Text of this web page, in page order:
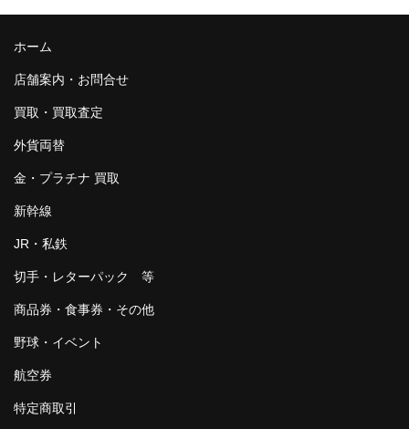
ホーム
店舗案内・お問合せ
買取・買取査定
外貨両替
金・プラチナ 買取
新幹線
JR・私鉄
切手・レターパック 等
商品券・食事券・その他
野球・イベント
航空券
特定商取引